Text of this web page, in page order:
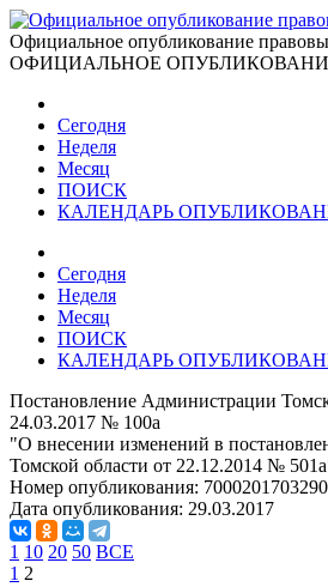
Официальное опубликование
ОФИЦИАЛЬНОЕ
Сегодня
Неделя
Месяц
ПОИСК
КАЛЕНДАРЬ
Сегодня
Неделя
Месяц
ПОИСК
КАЛЕНДАРЬ
Постановление Администрации
24.03.2017 № 100а
"О внесении изменений в
Томской области от 22.12.2014 №
Номер опубликования:
Дата опубликования: 29.03.2017
1 10 20 50 ВСЕ
1 2